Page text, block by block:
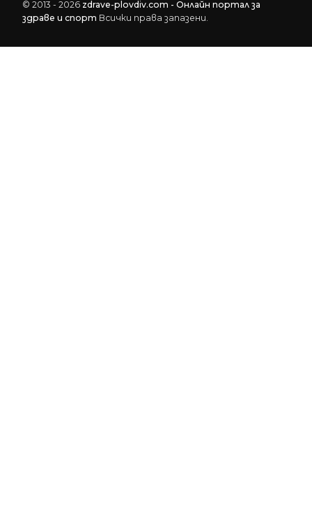
© 2013 - 2026 zdrave-plovdiv.com - Онлайн портал за
здраве и спорт Всички права запазени.